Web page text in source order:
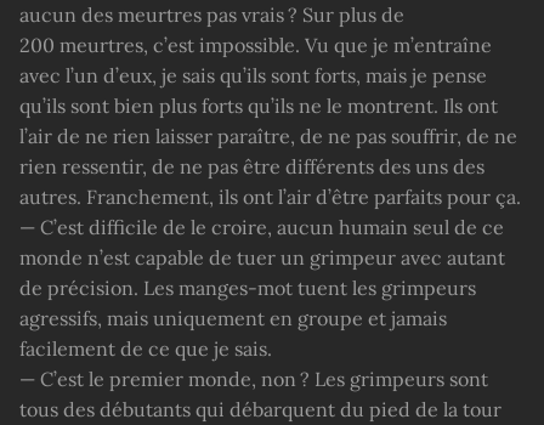
aucun des meurtres pas vrais ? Sur plus de
200 meurtres, c’est impossible. Vu que je m’entraîne
avec l’un d’eux, je sais qu’ils sont forts, mais je pense
qu’ils sont bien plus forts qu’ils ne le montrent. Ils ont
l’air de ne rien laisser paraître, de ne pas souffrir, de ne
rien ressentir, de ne pas être différents des uns des
autres. Franchement, ils ont l’air d’être parfaits pour ça.
— C’est difficile de le croire, aucun humain seul de ce
monde n’est capable de tuer un grimpeur avec autant
de précision. Les manges-mot tuent les grimpeurs
agressifs, mais uniquement en groupe et jamais
facilement de ce que je sais.
— C’est le premier monde, non ? Les grimpeurs sont
tous des débutants qui débarquent du pied de la tour